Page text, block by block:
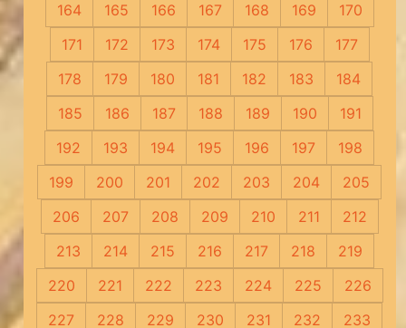
164
165 166 167 168 169
170
171
172 173 174 175 176
177
178
179 180 181 182 183
184
185
186 187 188 189 190
191
192
193 194 195 196 197
198
199
200 201 202 203 204
205
206
207 208 209 210 211
212
213
214 215 216 217 218
219
220
221 222 223 224 225
226
227
228 229 230 231 232
233